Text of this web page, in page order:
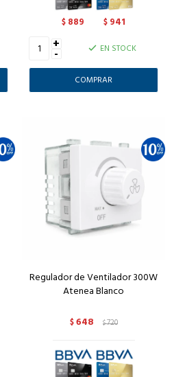
$ 889 $ 941
+
- EN STOCK
Regulador de Ventilador 300W
Atenea Blanco
$648 $720